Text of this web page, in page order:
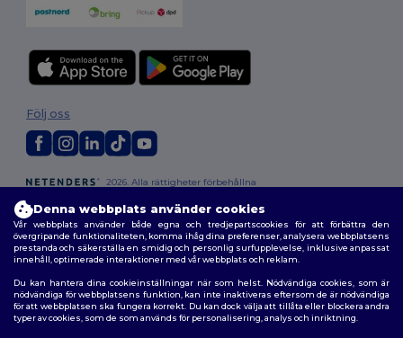
2026. Alla rättigheter förbehållna
|Karta över webbplatsen
Följ oss
Denna webbplats använder cookies
Vår webbplats använder både egna och tredjepartscookies för att förbättra den
övergripande funktionaliteten, komma ihåg dina preferenser, analysera webbplatsens
prestanda och säkerställa en smidig och personlig surfupplevelse, inklusive anpassat
innehåll, optimerade interaktioner med vår webbplats och reklam.
Du kan hantera dina cookieinställningar när som helst. Nödvändiga cookies, som är
nödvändiga för webbplatsens funktion, kan inte inaktiveras eftersom de är nödvändiga
för att webbplatsen ska fungera korrekt. Du kan dock välja att tillåta eller blockera andra
typer av cookies, som de som används för personalisering, analys och inriktning.